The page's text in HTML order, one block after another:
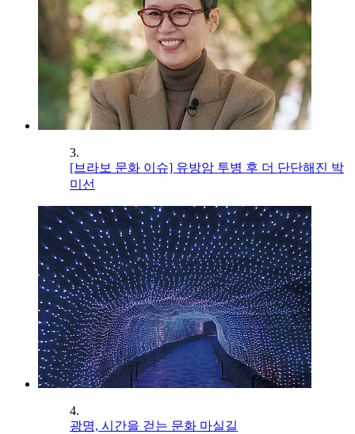
3.
[브라보 문화 이슈] 유방암 투병 후 더 단단해진 박
미선
4.
광명, 시간을 걷는 문화 마실길